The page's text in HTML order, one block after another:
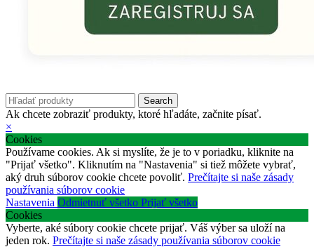
Search
Ak chcete zobraziť produkty, ktoré hľadáte, začnite písať.
×
Cookies
Používame cookies. Ak si myslíte, že je to v poriadku, kliknite na
"Prijať všetko". Kliknutím na "Nastavenia" si tiež môžete vybrať,
aký druh súborov cookie chcete povoliť. Prečítajte si naše zásady
používania súborov cookie
Nastavenia Odmietnuť všetko Prijať všetko
Cookies
Vyberte, aké súbory cookie chcete prijať. Váš výber sa uloží na
jeden rok. Prečítajte si naše zásady používania súborov cookie